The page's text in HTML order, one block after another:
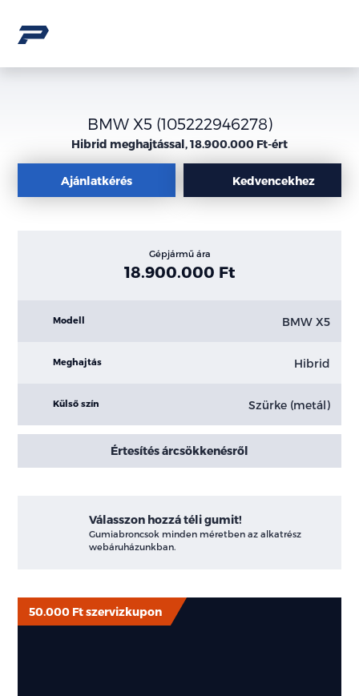
BMW X5 (105222946278)
Hibrid meghajtással, 18.900.000 Ft-ért
Ajánlatkérés Kedvencekhez
Gépjármű ára
18.900.000 Ft
Modell BMW X5
Meghajtás Hibrid
Külső szín Szürke (metál)
Értesítés árcsökkenésről
Válasszon hozzá téli gumit!
Gumiabroncsok minden méretben az alkatrész
webáruházunkban.
50.000 Ft szervizkupon